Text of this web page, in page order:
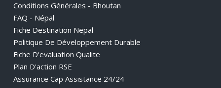
Conditions Générales - Bhoutan
FAQ - Népal
Fiche Destination Nepal
Politique De Développement Durable
Fiche D'evaluation Qualite
Plan D'action RSE
Assurance Cap Assistance 24/24